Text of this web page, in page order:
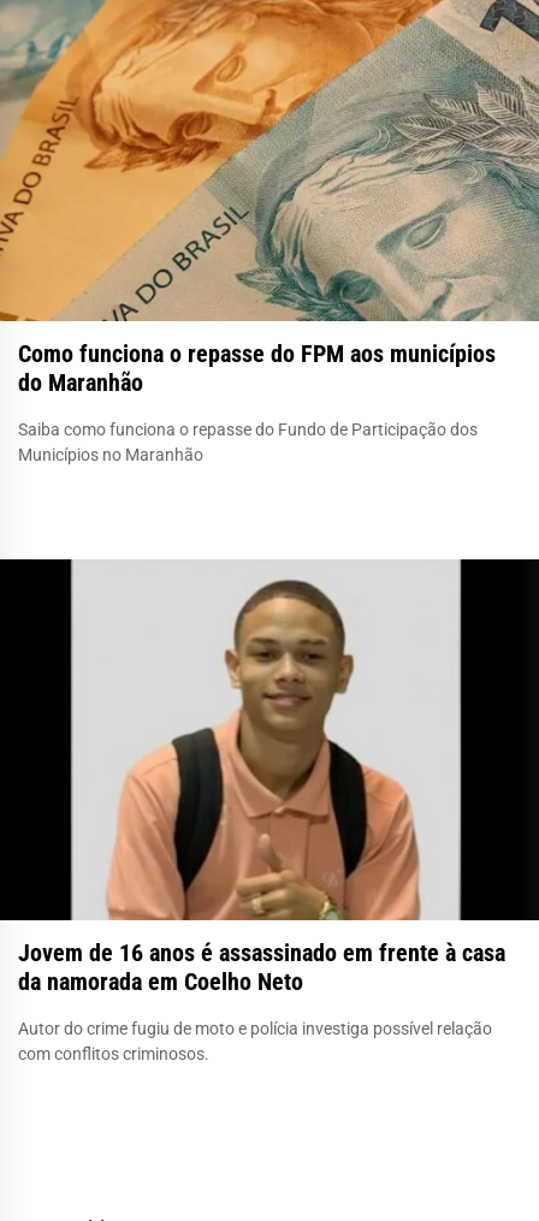
Como funciona o repasse do FPM aos municípios
do Maranhão
Saiba como funciona o repasse do Fundo de Participação dos
Municípios no Maranhão
Jovem de 16 anos é assassinado em frente à casa
da namorada em Coelho Neto
Autor do crime fugiu de moto e polícia investiga possível relação
com conflitos criminosos.